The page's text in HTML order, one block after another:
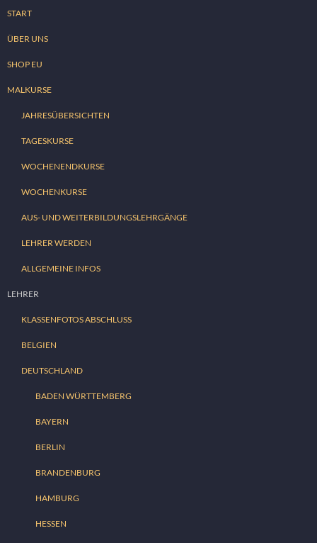
START
ÜBER UNS
SHOP EU
MALKURSE
JAHRESÜBERSICHTEN
TAGESKURSE
WOCHENENDKURSE
WOCHENKURSE
AUS- UND WEITERBILDUNGSLEHRGÄNGE
LEHRER WERDEN
ALLGEMEINE INFOS
LEHRER
KLASSENFOTOS ABSCHLUSS
BELGIEN
DEUTSCHLAND
BADEN WÜRTTEMBERG
BAYERN
BERLIN
BRANDENBURG
HAMBURG
HESSEN